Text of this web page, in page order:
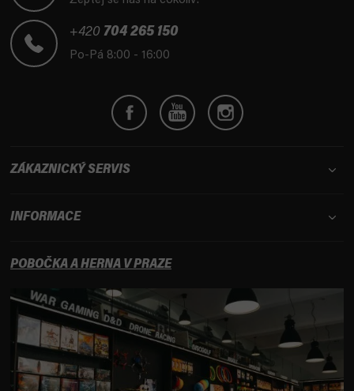
+420 704 265 150
Po-Pá 8:00 - 16:00
ZÁKAZNICKÝ SERVIS
INFORMACE
POBOČKA A HERNA V PRAZE